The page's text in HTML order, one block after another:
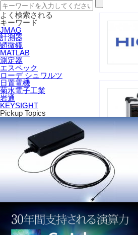
よく検索される
キーワード
JMAG
計測器
顕微鏡
MATLAB
測定器
エスペック
ローデ シュワルツ
日置電機
菊水電子工業
岩通
KEYSIGHT
Pickup Topics